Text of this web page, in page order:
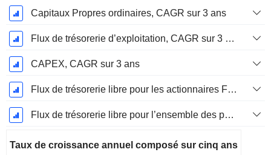
Capitaux Propres ordinaires, CAGR sur 3 ans
Flux de trésorerie d’exploitation, CAGR sur 3 ans
CAPEX, CAGR sur 3 ans
Flux de trésorerie libre pour les actionnaires FCFE, CAGR sur 3 ans
Flux de trésorerie libre pour l’ensemble des pourvoyeurs de fonds (créanciers et actionnaires) FCFF, CAGR sur 3 ans
Taux de croissance annuel composé sur cinq ans